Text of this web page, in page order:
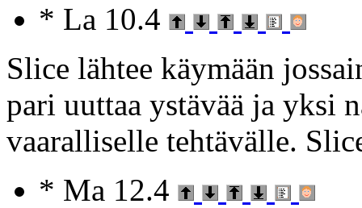
* La 10.4
Slice lähtee käymään
pari uuttaa ystävää ja yksi
vaaralliselle tehtävälle.
* Ma 12.4